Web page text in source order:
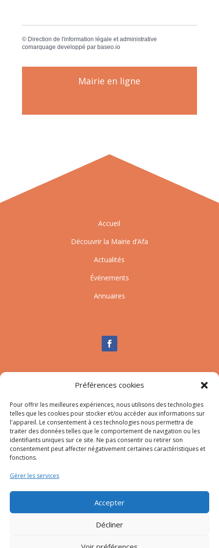
Préférences cookies
Pour offrir les meilleures expériences, nous utilisons des technologies
telles que les cookies pour stocker et/ou accéder aux informations sur
l'appareil. Le consentement à ces technologies nous permettra de
traiter des données telles que le comportement de navigation ou les
identifiants uniques sur ce site. Ne pas consentir ou retirer son
consentement peut affecter négativement certaines caractéristiques et
fonctions.
Gérer les services
Accepter
Décliner
© Direction de l'information légale et administrative
comarquage developpé par baseo.io
Mairie en ligne
Accueil
Découvrir la Mairie d’Afa
Actualités
Événements
Annuaires
Nous contacter
Mail:secretariat-mairie@afa.corsica
Adresse :785 Strada d’Afà – Merria 20167 Afa
© 2023 Mairie d’Afa – Réalisation